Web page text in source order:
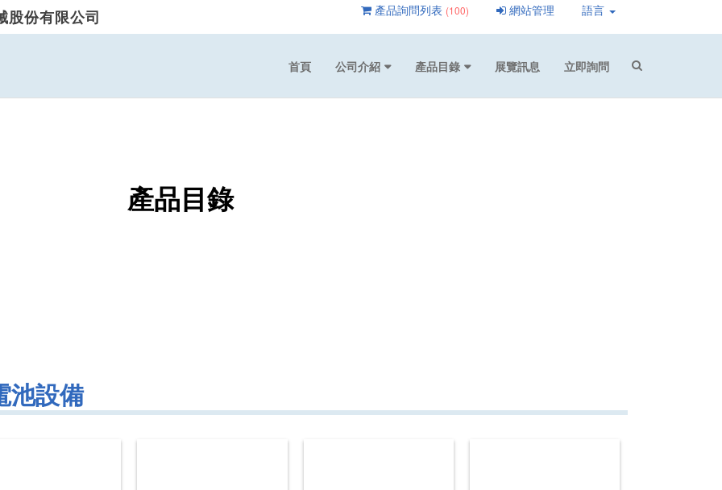
股份有限公司 產品詢問列表 (100) 網站管理 語言
首頁 公司介紹 產品目錄 展覽訊息 立即詢問
產品目錄
池設備